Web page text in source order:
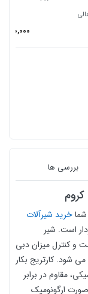
10,100,000
بررسی ها
خرید شیرآلات
است. شیر
و کنترل میزان دبی
شود. کارتریج بکار
مقاوم در برابر
صورت ارگونومیک